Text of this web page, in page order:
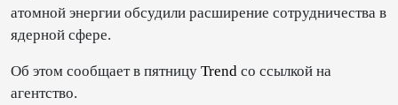
атомной энергии обсудили расширение сотрудничества в
ядерной сфере.
Об этом сообщает в пятницу Trend со ссылкой на
агентство.